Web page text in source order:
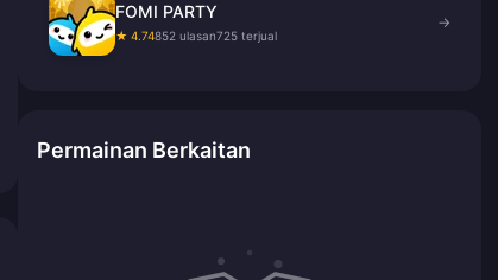
FOMI PARTY
★ 4.74852 ulasan725 terjual
→
Permainan Berkaitan